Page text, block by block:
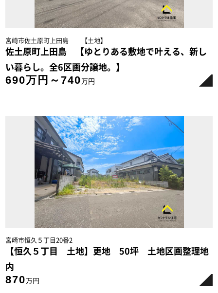
宮崎市佐土原町上田島 【土地】
佐土原町上田島 【ゆとりある敷地で叶える、新し
い暮らし。全6区画分譲地。】
690万円～740万円
宮崎市恒久５丁目20番2
【恒久５丁目 土地】更地 50坪 土地区画整理地
内
870万円